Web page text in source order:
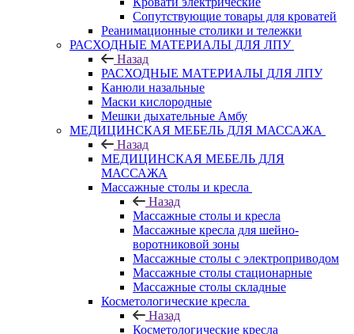
Сопутствующие товары для кроватей
Реанимационные столики и тележки
РАСХОДНЫЕ МАТЕРИАЛЫ ДЛЯ ЛПУ
Назад
РАСХОДНЫЕ МАТЕРИАЛЫ ДЛЯ ЛПУ
Канюли назальные
Маски кислородные
Мешки дыхательные Амбу
МЕДИЦИНСКАЯ МЕБЕЛЬ ДЛЯ МАССАЖА
Назад
МЕДИЦИНСКАЯ МЕБЕЛЬ ДЛЯ
МАССАЖА
Массажные столы и кресла
Назад
Массажные столы и кресла
Массажные кресла для шейно-
воротниковой зоны
Массажные столы с электроприводом
Массажные столы стационарные
Массажные столы складные
Косметологические кресла
Назад
Косметологические кресла